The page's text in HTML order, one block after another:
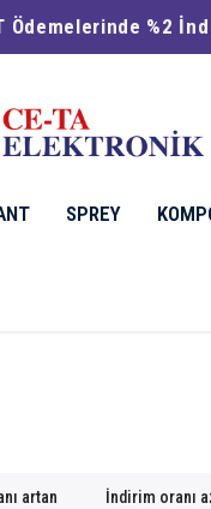
Ödemelerinde %2
SPREY
artan İndirim oranı